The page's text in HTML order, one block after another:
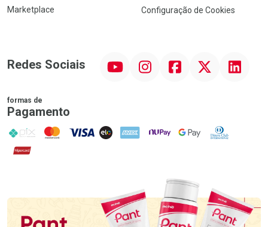
Marketplace
Configuração de Cookies
Redes Sociais InstagramFacebook Linkedin
formas de
Pagamento
PIX MasterCard
VISA ELO AMEX NuPay Google PayDiners Club
Hipercard
Promoção em Destaque